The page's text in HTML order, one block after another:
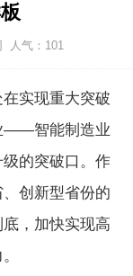
人气： 101
实现重大突破
——智能制造业
的突破口。作
创新型省份的
，加快实现高